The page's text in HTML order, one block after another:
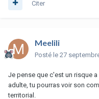
Citer
Meelili
Posté le 27
Je pense que c'est un risque
adulte, tu pourras voir son
territorial.